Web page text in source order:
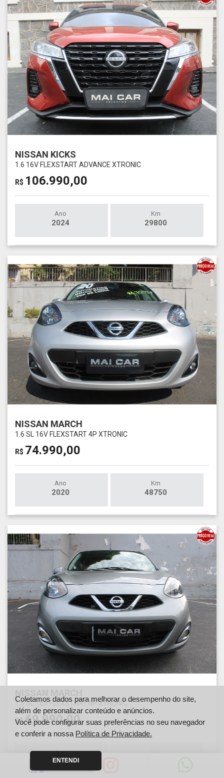
NISSAN KICKS
1.6 16V FLEXSTART ADVANCE XTRONIC
R$ 106.990,00
Ano
2024
Km
29800
NISSAN MARCH
1.6 SL 16V FLEXSTART 4P XTRONIC
R$ 74.990,00
Ano
2020
Km
48750
1.6 SL 16V FLEXSTART 4P XTRONIC
R$69.990,00
Ano
2018
Coletamos dados para melhorar o desempenho do site,
além de personalizar conteúdo e anúncios.
Você pode configurar suas preferências no seu navegador
e conferir a nossa Política de Privacidade.
ENTENDI